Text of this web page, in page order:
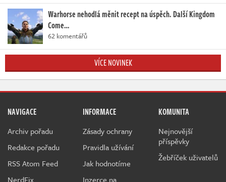
Warhorse nehodlá měnit recept na úspěch. Další Kingdom
Come…
62 komentářů
VÍCE NOVINEK
NAVIGACE
Archiv pořadu
Redakce pořadu
RSS Atom Feed
NerdFix
INFORMACE
Zásady ochrany
Pravidla užívání
Jak hodnotíme
Inzerce na
KOMUNITA
Nejnovější
příspěvky
Žebříček uživatelů